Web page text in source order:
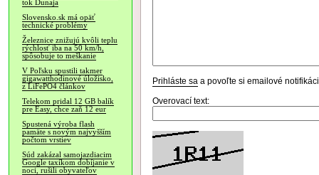
tok Dunaja
Slovensko.sk má opäť
technické problémy
Železnice znižujú kvôli teplu
rýchlosť iba na 50 km/h,
spôsobuje to meškanie
V Poľsku spustili takmer
gigawatthodinové úložisko,
z LiFePO4 článkov
Telekom pridal 12 GB balík
pre Easy, chce zaň 12 eur
Spustená výroba flash
pamäte s novým najvyšším
počtom vrstiev
Súd zakázal samojazdiacim
Google taxíkom dobíjanie v
noci, rušili obyvateľov
Prihláste sa a povoľte si emailové
Overovací text: